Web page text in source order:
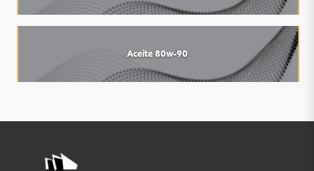
Aceite 80w-90